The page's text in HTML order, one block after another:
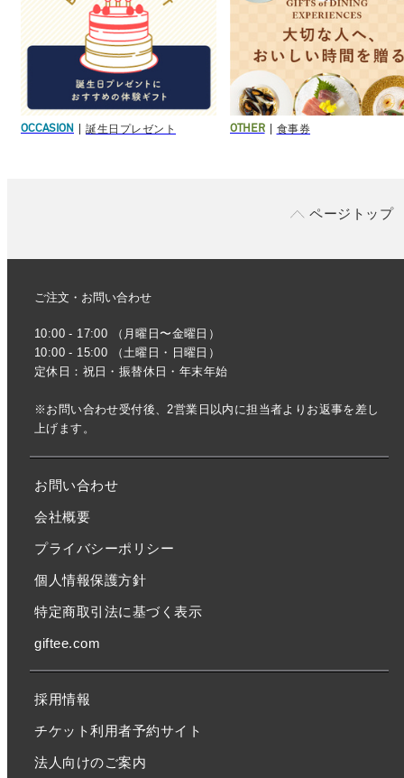
OCCASION 誕生日プレゼント OTHER 食事券
ページトップ
ご注文・お問い合わせ
10:00 - 17:00 （月曜日〜金曜日）
10:00 - 15:00 （土曜日・日曜日）
定休日：祝日・振替休日・年末年始
※お問い合わせ受付後、2営業日以内に担当者よりお返事を差し
上げます。
お問い合わせ
会社概要
プライバシーポリシー
個人情報保護方針
特定商取引法に基づく表示
giftee.com
採用情報
チケット利用者予約サイト
法人向けのご案内